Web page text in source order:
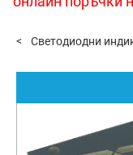
Светодиодни